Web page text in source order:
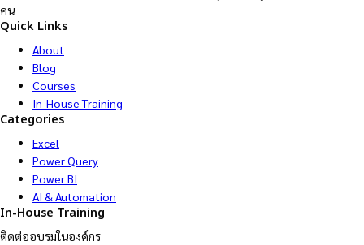
คน
Quick Links
About
Blog
Courses
In-House Training
Categories
Excel
Power Query
Power BI
AI & Automation
In-House Training
ติดต่ออบรมในองค์กร